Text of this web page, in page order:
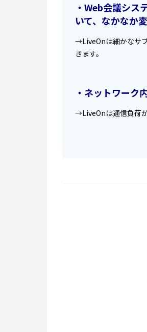
・Web会議シス
いて、なかなか
→LiveOnは細かなサ
きます。
・ネットワーク
→LiveOnは通信負荷